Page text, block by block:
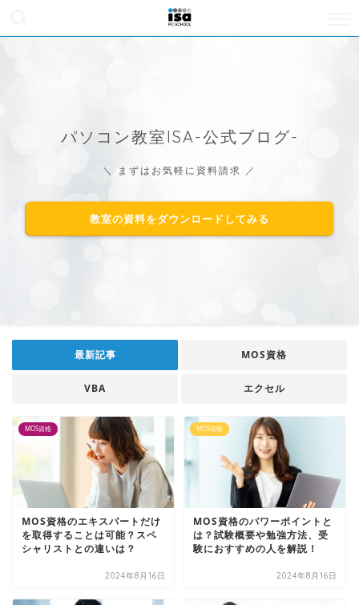
パソコン教室ISA-公式ブログ-
＼ まずはお気軽に資料請求 ／
教室の資料をダウンロードしてみる
最新記事 MOS資格
VBA エクセル
MOS資格
MOS資格のエキスパートだけ
を取得することは可能？スペ
シャリストとの違いは？
2024年8月16日
MOS資格
MOS資格のパワーポイントと
は？試験概要や勉強方法、受
験におすすめの人を解説！
2024年8月16日